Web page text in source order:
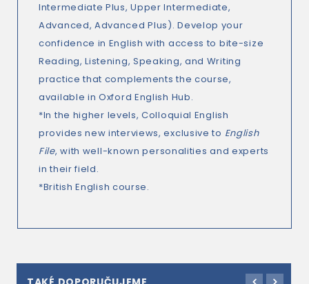
Intermediate Plus, Upper Intermediate,
Advanced, Advanced Plus). Develop your
confidence in English with access to bite-size
Reading, Listening, Speaking, and Writing
practice that complements the course,
available in Oxford English Hub.
*In the higher levels, Colloquial English
provides new interviews, exclusive to English
File, with well-known personalities and experts
in their field.
*British English course.